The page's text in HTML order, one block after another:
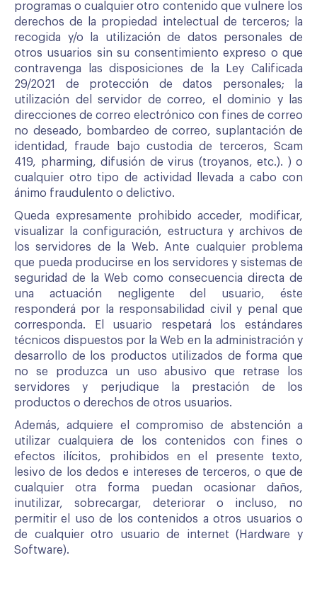
programas o cualquier otro contenido que vulnere los
derechos de la propiedad intelectual de terceros; la
recogida y/o
la utilización de datos personales de
otros usuarios sin su consentimiento expreso o que
contravenga las disposiciones de la Ley Calificada
29/2021 de protección de datos personales; la
utilización del servidor de correo, el dominio y las
direcciones de correo electrónico con fines de correo
no deseado, bombardeo de correo, suplantación de
identidad, fraude bajo custodia de terceros, Scam
419, pharming, difusión de virus (troyanos, etc.). ) o
cualquier otro tipo de actividad llevada a cabo con
ánimo fraudulento o delictivo.
Queda expresamente prohibido acceder, modificar,
visualizar la configuración, estructura y archivos de
los servidores de la Web. Ante cualquier problema
que pueda producirse en los servidores y sistemas de
seguridad de la Web como consecuencia directa de
una actuación negligente del usuario, éste
responderá por la responsabilidad civil y penal que
corresponda. El usuario respetará los estándares
técnicos dispuestos por la Web en la administración y
desarrollo de los productos utilizados de forma que
no se produzca un uso abusivo que retrase los
servidores y perjudique la prestación de los
productos o derechos de otros usuarios.
Además, adquiere el compromiso de abstención a
utilizar cualquiera de los contenidos con fines o
efectos ilícitos, prohibidos en el presente texto,
lesivo de los dedos e intereses de terceros, o que de
cualquier otra forma puedan ocasionar daños,
inutilizar, sobrecargar, deteriorar o incluso, no
permitir el uso de los contenidos a otros usuarios o
de cualquier otro usuario de internet (Hardware y
Software).